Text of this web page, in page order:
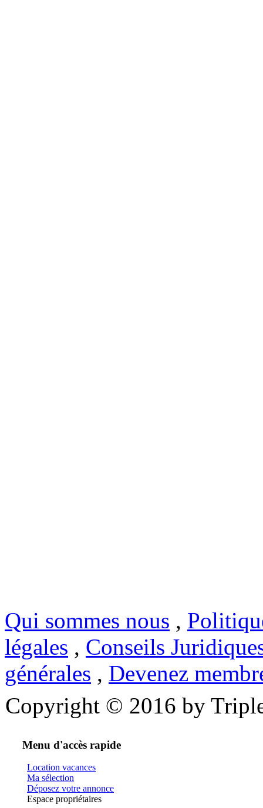
Qui sommes nous ,
légales , Conseils
générales , Devenez
Copyright © 2016 by
Menu d'accès rapide
Location vacances
Ma sélection
Déposez votre annonce
Espace propriétaires